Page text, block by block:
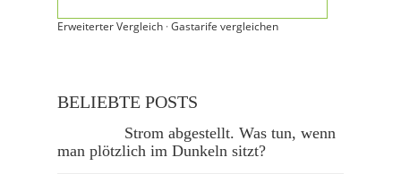
Erweiterter Vergleich ·Gastarife vergleichen
BELIEBTE POSTS
Strom abgestellt. Was tun, wenn
man plötzlich im Dunkeln sitzt?